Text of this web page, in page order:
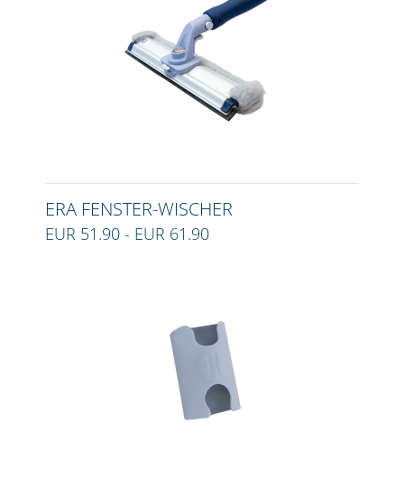
ERA FENSTER-WISCHER
EUR 51.90 - EUR 61.90